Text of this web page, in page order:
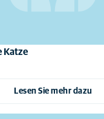
Katze
Lesen Sie mehr dazu